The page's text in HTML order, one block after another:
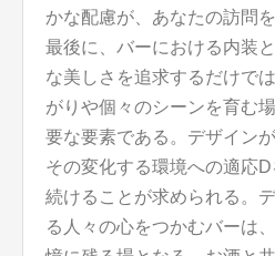
かな配慮が、あなたの訪問
最後に、バーにおける内装
な美しさを追求するだけで
がりや個々のシーンを育む
要な要素である。デザイン
その変化する環境への適応
続けることが求められる。
る人々の心をつかむバーは